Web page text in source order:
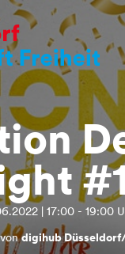
| 17:00 - 19:00
vondigihub